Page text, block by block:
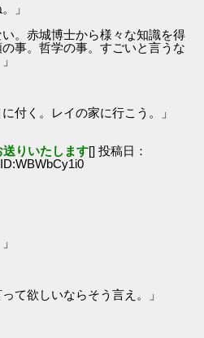
」
。赤城博士から様々な知識を得
事。哲学の事。すごいと言うな
付く。レイの家に行こう。」
送りいたします[] 投稿日：
て欲しいならそう言え。」